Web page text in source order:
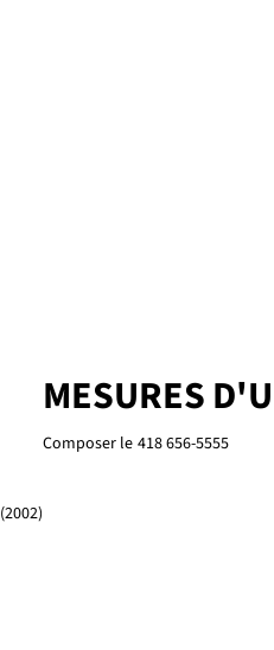
MESURES
Composer le 418 656-5555